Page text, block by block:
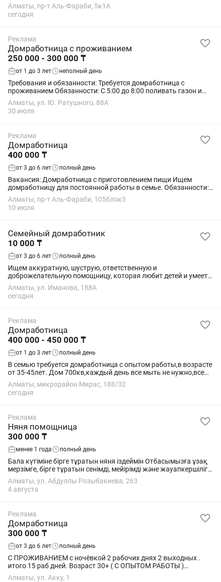
стирка, глажка. По условиям: График: 5/2 с 11:00 до 20: 00 ЗП:
400.000 на руки после...
Алматы, пр-т Аль-Фараби, 5к1А
сегодня
Реклама
Домработница с проживанием
250 000 - 300 000 ₸
от 1 до 3 лет неполный день
Требования и обязанности: Требуется домработница с
проживанием Обязанности: С 5:00 до 8:00 поливать газон и
зелёные насаждения Уборка территории С 12:00 до 14:00
Замена постельного...
Алматы, ул. Ю. Ратушного, 88А
30 июля
Реклама
Домработница
400 000 ₸
от 3 до 6 лет полный день
Вакансия: Домработница с приготовлением пищи Ищем
домработницу для постоянной работы в семье. Обязанности:
•Уборка квартиры •Стирка и глажка одежды •Поддержание
порядка в доме и в шкафах...
Алматы, пр-т Аль-Фараби, 105блок3
10 июля
Семейный домработник
10 000 ₸
от 3 до 6 лет полный день
Ищем аккуратную, шуструю, ответственную и
доброжелательную помощницу, которая любит детей и умеет
находить с ними общий язык. Обязанности: • Присмотр за
детьми. • Контроль онлайн-занятий и...
Алматы, ул. Иманова, 188А
сегодня
Реклама
Домработница
400 000 - 450 000 ₸
от 1 до 3 лет полный день
В семью требуется домработница с опытом работы,в возрасте
от 35-45лет. Дом 700кв,каждый день все мыть не нужно,все
по зонам. В обязанности будет входить только уборка,без
готовки,стирки и...
Алматы, микрорайон Мирас, 188/32
сегодня
Реклама
Няня помощница
300 000 ₸
менее 1 года полный день
Бала күтіміне бірге тұратын няня іздеймін Отбасымызға ұзақ
мерзімге, бірге тұратын сенімді, мейірімді және жауапкершілігі
жоғары няня қажет. График: 6/1 6 күн бойы бала таңертең
оянған сәттен кешке...
Алматы, ул. Абдуллы Розыбакиева, 263
4 августа
Реклама
Домработница
300 000 ₸
от 3 до 6 лет полный день
С ПРОЖИВАНИЕМ с ночёвкой 2 рабочих днях 2 выходных .
итого 15 раб дней. Возраст 30+ ( С ОПЫТОМ РАБОТЫ )
русскоговорящая Требуются две домработницы по сменно 2
Алматы, ул. Акку, 1